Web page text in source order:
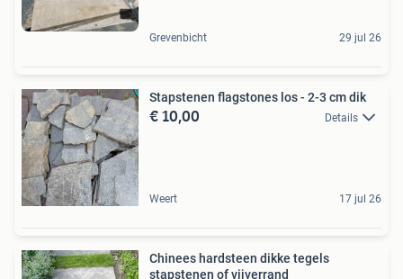
Grevenbicht 29 jul 26
Stapstenen flagstones los - 2-3 cm dik
€ 10,00 Details
Weert 17 jul 26
Chinees hardsteen dikke tegels
stapstenen of vijverrand